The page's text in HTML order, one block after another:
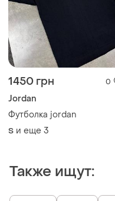
1450 грн 0
Jordan
Футболка jordan
S и еще 3
Также ищут: